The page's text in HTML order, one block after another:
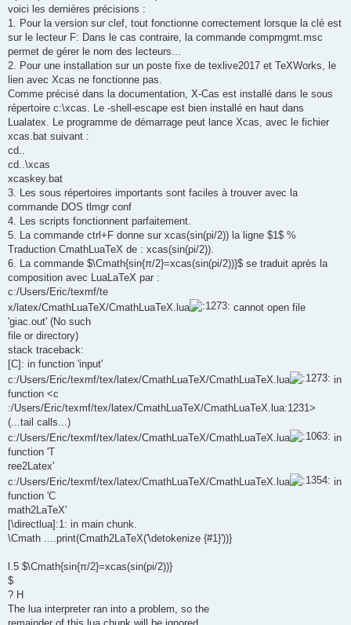
voici les dernières précisions :
1. Pour la version sur clef, tout fonctionne correctement lorsque la clé est
sur le lecteur F: Dans le cas contraire, la commande compmgmt.msc
permet de gérer le nom des lecteurs...
2. Pour une installation sur un poste fixe de texlive2017 et TeXWorks, le
lien avec Xcas ne fonctionne pas.
Comme précisé dans la documentation, X-Cas est installé dans le sous
répertoire c:\xcas. Le -shell-escape est bien installé en haut dans
Lualatex. Le programme de démarrage peut lance Xcas, avec le fichier
xcas.bat suivant :
cd..
cd..\xcas
xcaskey.bat
3. Les sous répertoires importants sont faciles à trouver avec la
commande DOS tlmgr conf
4. Les scripts fonctionnent parfaitement.
5. La commande ctrl+F donne sur xcas(sin(pi/2)) la ligne $1$ %
Traduction CmathLuaTeX de : xcas(sin(pi/2)).
6. La commande $\Cmath{sin{π/2}=xcas(sin(pi/2))}$ se traduit après la
composition avec LuaLaTeX par :
c:/Users/Eric/texmf/te
x/latex/CmathLuaTeX/CmathLuaTeX.lua
cannot open file
'giac.out' (No such
file or directory)
stack traceback:
[C]: in function 'input'
c:/Users/Eric/texmf/tex/latex/CmathLuaTeX/CmathLuaTeX.lua
in
function <c
:/Users/Eric/texmf/tex/latex/CmathLuaTeX/CmathLuaTeX.lua:1231>
(...tail calls...)
c:/Users/Eric/texmf/tex/latex/CmathLuaTeX/CmathLuaTeX.lua
in
function 'T
ree2Latex'
c:/Users/Eric/texmf/tex/latex/CmathLuaTeX/CmathLuaTeX.lua
in
function 'C
math2LaTeX'
[\directlua]:1: in main chunk.
\Cmath ....print(Cmath2LaTeX('\detokenize {#1}'))}
l.5 $\Cmath{sin{π/2}=xcas(sin(pi/2))}
$
? H
The lua interpreter ran into a problem, so the